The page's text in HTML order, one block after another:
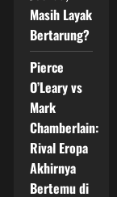
Masih Layak
Bertarung?
Pierce
O’Leary vs
Mark
Chamberlain:
Rival Eropa
Akhirnya
Bertemu di